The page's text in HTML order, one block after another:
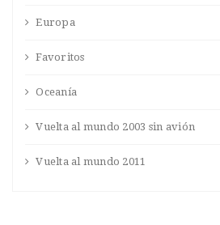
Europa
Favoritos
Oceanía
Vuelta al mundo 2003 sin avión
Vuelta al mundo 2011